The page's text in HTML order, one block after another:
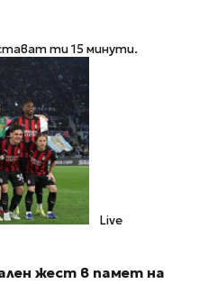
ти 15 минути.
Live
жест в памет на